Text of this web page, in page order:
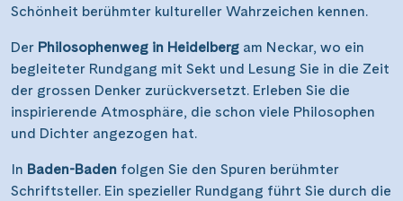
Schönheit berühmter kultureller Wahrzeichen kennen.
Der Philosophenweg in Heidelberg am Neckar, wo ein
begleiteter Rundgang mit Sekt und Lesung Sie in die Zeit
der grossen Denker zurückversetzt. Erleben Sie die
inspirierende Atmosphäre, die schon viele Philosophen
und Dichter angezogen hat.
In Baden-Baden folgen Sie den Spuren berühmter
Schriftsteller. Ein spezieller Rundgang führt Sie durch die